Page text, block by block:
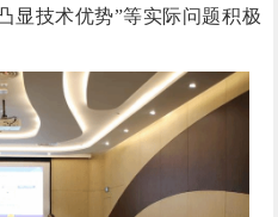
显技术优势”等实际问题积极